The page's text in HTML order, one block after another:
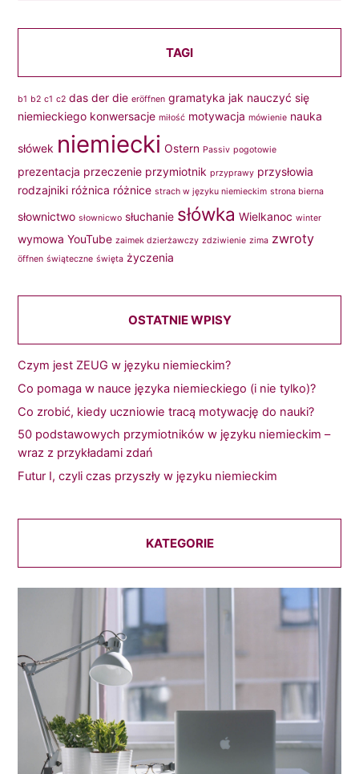
TAGI
b1 b2 c1 c2 das der die eröffnen gramatyka jak nauczyć się
niemieckiego konwersacje miłość motywacja mówienie nauka
słówek niemiecki Ostern Passiv pogotowie
prezentacja przeczenie przymiotnik przyprawy przysłowia
rodzajniki różnica różnice strach w języku niemieckim strona bierna
słownictwo słownicwo słuchanie słówka Wielkanoc winter
wymowa YouTube zaimek dzierżawczy zdziwienie zima zwroty
öffnen świąteczne święta życzenia
OSTATNIE WPISY
Czym jest ZEUG w języku niemieckim?
Co pomaga w nauce języka niemieckiego (i nie tylko)?
Co zrobić, kiedy uczniowie tracą motywację do nauki?
50 podstawowych przymiotników w języku niemieckim –
wraz z przykładami zdań
Futur I, czyli czas przyszły w języku niemieckim
KATEGORIE